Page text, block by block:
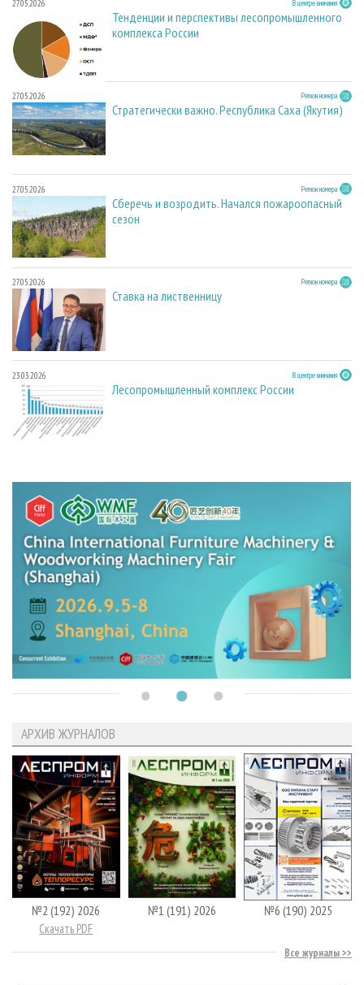
27.05.2026 В центре внимания
Тенденции и перспективы лесопромышленного
комплекса России
27.05.2026 Регион номера
Стратегически важно. Республика Саха (Якутия)
27.05.2026 Регион номера
Сберечь и возродить. Начался пожароопасный
сезон
27.05.2026 Регион номера
Ставка на лиственницу
23.03.2026 В центре внимания
Лесопромышленный комплекс России
АРХИВ ЖУРНАЛОВ
№2 (192) 2026
Скачать PDF
№1 (191) 2026 №6 (190) 2025
Все журналы